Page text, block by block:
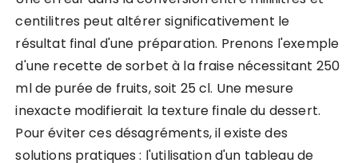
centilitres peut altérer significativement le
résultat final d'une préparation. Prenons l'exemple
d'une recette de sorbet à la fraise nécessitant 250
ml de purée de fruits, soit 25 cl. Une mesure
inexacte modifierait la texture finale du dessert.
Pour éviter ces désagréments, il existe des
solutions pratiques : l'utilisation d'un tableau de